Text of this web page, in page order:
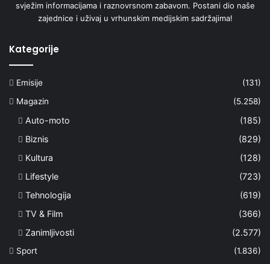
svježim informacijama i raznovrsnom zabavom. Postani dio naše
zajednice i uživaj u vrhunskim medijskim sadržajima!
Kategorije
Emisije
(131)
Magazin
(5.258)
Auto-moto
(185)
Biznis
(829)
Kultura
(128)
Lifestyle
(723)
Tehnologija
(619)
TV & Film
(366)
Zanimljivosti
(2.577)
Sport
(1.836)